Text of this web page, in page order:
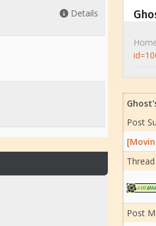
Details
Post
Post